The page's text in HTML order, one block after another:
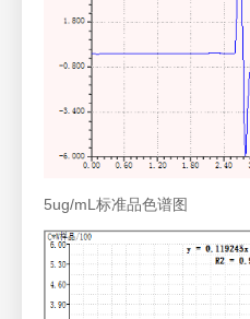
5ug/mL标准品色谱图